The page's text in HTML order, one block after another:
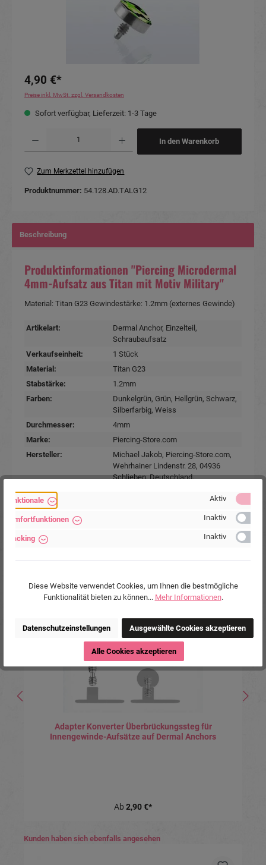
4,90 €*
Preise inkl. MwSt. zzgl. Versandkosten
Sofort verfügbar, Lieferzeit: 1-3 Tage
In den Warenkorb
Zum Merkzettel hinzufügen
Produktnummer: 54.128.AD.TALG12
Beschreibung
Produktinformationen "Piercing Microdermal
4mm-Aufsatz aus Titan mit Motiv Military"
Material: Titan G23 Gewindestärke: 1.2mm (externes Gewinde)
Artikelart: Dermal Anchor, Einzelteil ,
Schraubaufsatz
Verkaufseinheit:
1 Stück
Material:
Titan G23
Stabstärke:
1.2mm
Farben:
Dunkelgrün, Grün, Hellgrün, Schwarz,
Silberfarbig, Weiss
Durchmesser:
4mm
Marke:
Piercing-Store.com
Hersteller:
Michael Jakob, Piercing-Store.com,
Wehrhainer Lindenstr. 28, 04936
Schlieben, Deutschland.
Tipp
Adapter Konverter Überbrückungssteg für
Innengewinde-Aufsätze auf Dermal Anchors
Ab 2,90 €*
Produktgalerie überspringen
Kunden haben sich ebenfalls angesehen
Funktionale Aktiv
Komfortfunktionen Inaktiv
Tracking Inaktiv
Diese Website verwendet Cookies, um Ihnen die bestmögliche
Funktionalität bieten zu können... Mehr Informationen.
Datenschutzeinstellungen Ausgewählte Cookies akzeptieren
Alle Cookies akzeptieren